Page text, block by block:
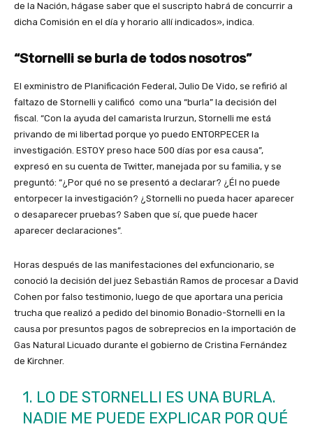
de la Nación, hágase saber que el suscripto habrá de concurrir a
dicha Comisión en el día y horario allí indicados», indica.
“Stornelli se burla de todos nosotros”
El exministro de Planificación Federal, Julio De Vido, se refirió al
faltazo de Stornelli y calificó como una “burla” la decisión del
fiscal. “Con la ayuda del camarista Irurzun, Stornelli me está
privando de mi libertad porque yo puedo ENTORPECER la
investigación. ESTOY preso hace 500 días por esa causa”,
expresó en su cuenta de Twitter, manejada por su familia, y se
preguntó: “¿Por qué no se presentó a declarar? ¿Él no puede
entorpecer la investigación? ¿Stornelli no pueda hacer aparecer
o desaparecer pruebas? Saben que sí, que puede hacer
aparecer declaraciones”.
Horas después de las manifestaciones del exfuncionario, se
conoció la decisión del juez Sebastián Ramos de procesar a David
Cohen por falso testimonio, luego de que aportara una pericia
trucha que realizó a pedido del binomio Bonadio-Stornelli en la
causa por presuntos pagos de sobreprecios en la importación de
Gas Natural Licuado durante el gobierno de Cristina Fernández
de Kirchner.
1. LO DE STORNELLI ES UNA BURLA.
NADIE ME PUEDE EXPLICAR POR QUÉ